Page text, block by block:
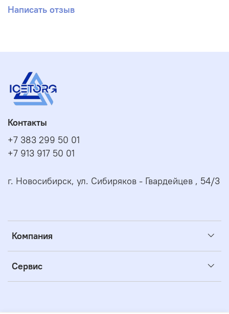
Разморозить при температуре (4±2) °C в течение 4-
5 часов.
Срок годности замороженных изделий не более
После размораживания пирожные хранить при
температуре не выше (4±2) °C - 3 суток.
Написать отзыв
Компания
Сервис
Контакты
+7 383 299 50 01
+7 913 917 50 01
г. Новосибирск, ул. Сибиряков - Гвардейцев , 54/3